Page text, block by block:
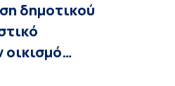
δημοτικού
οικισμό…